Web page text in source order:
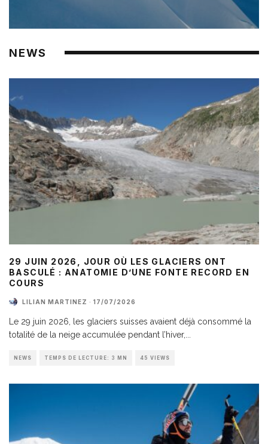
NEWS
29 JUIN 2026, JOUR OÙ LES GLACIERS ONT
BASCULÉ : ANATOMIE D’UNE FONTE RECORD EN
COURS
LILIAN MARTINEZ · 17/07/2026
Le 29 juin 2026, les glaciers suisses avaient déjà consommé la
totalité de la neige accumulée pendant l’hiver,
NEWS TEMPS DE LECTURE: 3 MN 45 VIEWS